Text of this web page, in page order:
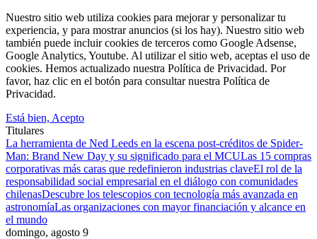
Nuestro sitio web utiliza cookies para mejorar y personalizar tu
experiencia, y para mostrar anuncios (si los hay). Nuestro sitio web
también puede incluir cookies de terceros como Google Adsense,
Google Analytics, Youtube. Al utilizar el sitio web, aceptas el uso de
cookies. Hemos actualizado nuestra Política de Privacidad. Por
favor, haz clic en el botón para consultar nuestra Política de
Privacidad.
Está bien, Acepto
Titulares
La herramienta de Ned Leeds en la escena post-créditos de Spider-
Man: Brand New Day y su significado para el MCULas 15 compras
corporativas más caras que redefinieron industrias claveEl rol de la
responsabilidad social empresarial en el diálogo con comunidades
chilenasDescubre los telescopios con tecnología más avanzada en
astronomíaLas organizaciones con mayor financiación y alcance en
el mundo
domingo, agosto 9